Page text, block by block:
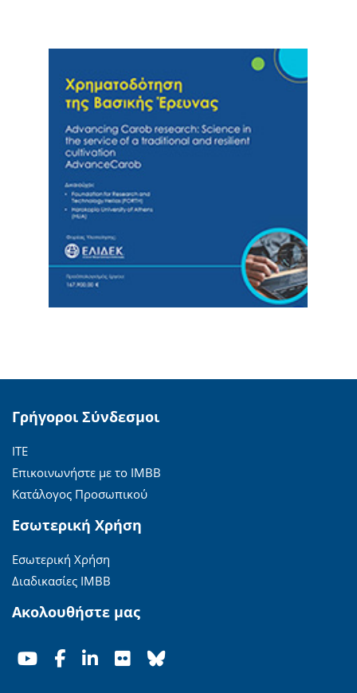
Γρήγοροι Σύνδεσμοι
ΙΤΕ
Επικοινωνήστε με το ΙΜΒΒ
Κατάλογος Προσωπικού
Εσωτερική Χρήση
Εσωτερική Χρήση
Διαδικασίες ΙΜΒΒ
Ακολουθήστε μας